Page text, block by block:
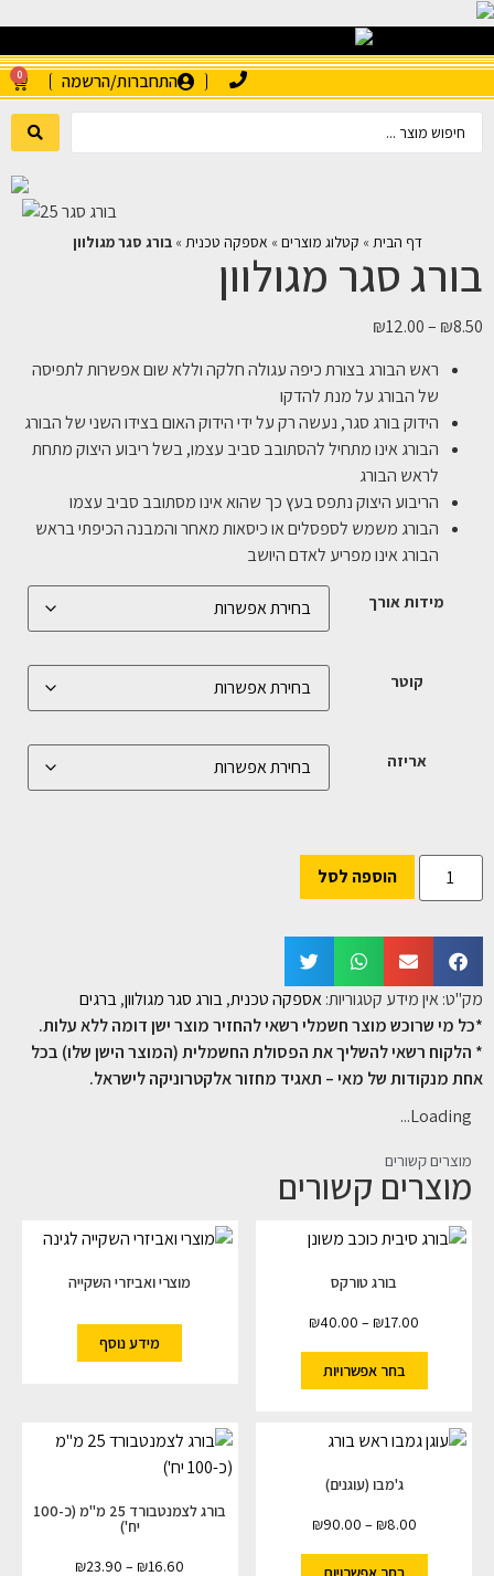
התחברות/הרשמה 0
דף הבית » קטלוג מוצרים » אספקה טכנית »בורג סגר מגולוון
בורג סגר מגולוון
₪8.50
–
₪12.00
ראש הבורג בצורת כיפה עגולה חלקה וללא שום אפשרות לתפיסה
של הבורג על מנת להדקו
הידוק בורג סגר, נעשה רק על ידי הידוק האום בצידו השני של הבורג
הבורג אינו מתחיל להסתובב סביב עצמו, בשל ריבוע היצוק מתחת
לראש הבורג
הריבוע היצוק נתפס בעץ כך שהוא אינו מסתובב סביב עצמו
הבורג משמש לספסלים או כיסאות מאחר והמבנה הכיפתי בראש
הבורג אינו מפריע לאדם היושב
מידות אורך
קוטר
אריזה
הוספה לסל
מק"ט: אין מידע קטגוריות:אספקה טכנית,בורג סגר מגולוון,ברגים
*כל מי שרוכש מוצר חשמלי רשאי להחזיר מוצר ישן דומה ללא עלות.
* הלקוח רשאי להשליך את הפסולת החשמלית (המוצר הישן שלו) בכל
אחת מנקודות של מאי – תאגיד מחזור אלקטרוניקה לישראל.
Loading...
מוצרים קשורים
מוצרים קשורים
בורג טורקס
₪17.00
–
₪40.00
בחר אפשרויות
מוצרי ואביזרי השקייה
מידע נוסף
ג'מבו (עוגנים)
₪8.00
–
₪90.00
בורג לצמנטבורד 25 מ"מ (כ-100
יח')
₪16.60
–
₪23.90